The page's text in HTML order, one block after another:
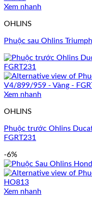
Xem nhanh
OHLINS
Phuộc sau Ohlins
Xem nhanh
OHLINS
Phuộc trước Ohlins
FGRT231
-6%
Xem nhanh